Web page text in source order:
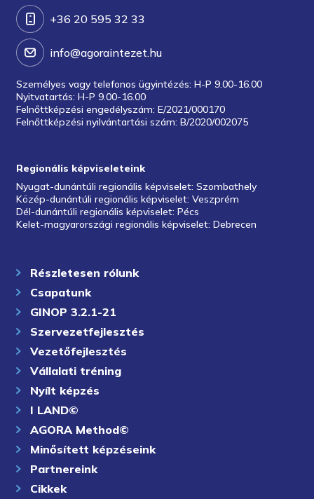
+36 20 595 32 33
info@agoraintezet.hu
Személyes vagy telefonos ügyintézés: H-P 9.00-16.00
Nyitvatartás: H-P 9.00-16.00
Felnőttképzési engedélyszám: E/2021/000170
Felnőttképzési nyilvántartási szám: B/2020/002075
Regionális képviseleteink
Nyugat-dunántúli regionális képviselet: Szombathely
Közép-dunántúli regionális képviselet: Veszprém
Dél-dunántúli regionális képviselet: Pécs
Kelet-magyarországi regionális képviselet: Debrecen
Részletesen rólunk
Csapatunk
GINOP 3.2.1-21
Szervezetfejlesztés
Vezetőfejlesztés
Vállalati tréning
Nyílt képzés
I LAND©
AGORA Method©
Minősített képzéseink
Partnereink
Cikkek